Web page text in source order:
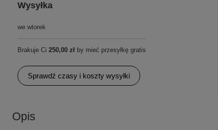
Wysyłka
we wtorek
Brakuje Ci 250,00 zł by mieć przesyłkę gratis
Sprawdź czasy i koszty wysyłki
Opis